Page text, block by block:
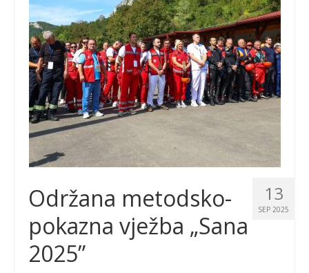
13
SEP 2025
Održana metodsko-
pokazna vježba „Sana
2025”